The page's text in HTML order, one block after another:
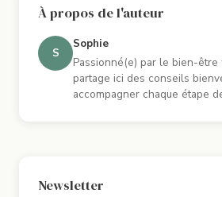
À propos de l'auteur
S
Sophie
Passionné(e) par le bien-être
partage ici des conseils
accompagner chaque étape
Newsletter